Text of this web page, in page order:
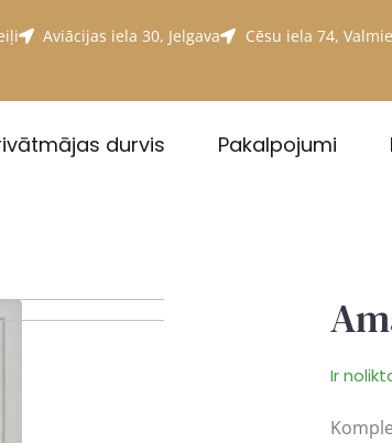
Aviācijas iela 30, Jelgava Cēsu iela 74,
durvis Pakalpojumi
Ir